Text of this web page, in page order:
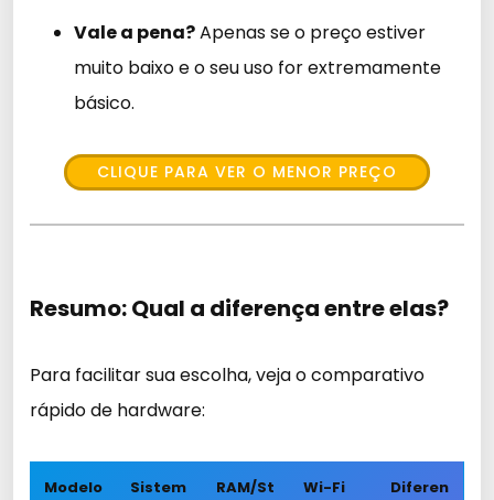
Vale a pena?Apenas se o preço estiver
muito baixo e o seu uso for extremamente
básico.
CLIQUE PARA VER O MENOR PREÇO
Resumo: Qual a diferença entre elas?
Para facilitar sua escolha, veja o comparativo
rápido de hardware:
Modelo
Sistem
RAM/St
Wi-Fi
Diferen